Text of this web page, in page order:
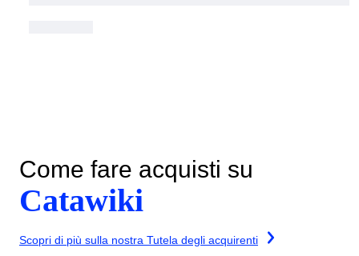
Come fare acquisti su
Catawiki
Scopri di più sulla nostra Tutela degli acquirenti